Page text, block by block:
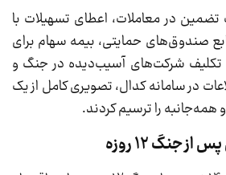
در معاملات، اعطای تسهیلات با
صندوق‌های حمایتی، بیمه سهام برای
تکلیف شرکت‌های آسیب‌دیده در جنگ و
در سامانه کدال، تصویری کامل از یک
را ترسیم کردند.
جنگ 12 روزه